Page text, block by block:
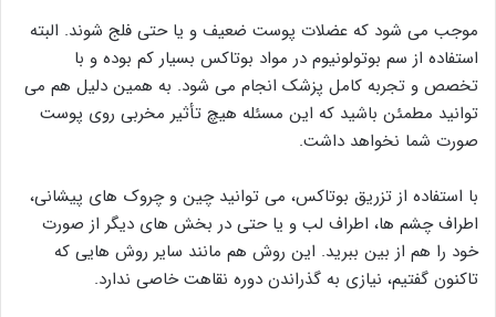
موجب می شود که عضلات پوست ضعیف و یا حتی فلج شوند. البته
استفاده از سم بوتولونیوم در مواد بوتاکس بسیار کم بوده و با
تخصص و تجربه کامل پزشک انجام می شود. به همین دلیل هم می
توانید مطمئن باشید که این مسئله هیچ تأثیر مخربی روی پوست
صورت شما نخواهد داشت.
با استفاده از تزریق بوتاکس، می توانید چین و چروک های پیشانی،
اطراف چشم ها، اطراف لب و یا حتی در بخش های دیگر از صورت
خود را هم از بین ببرید. این روش هم مانند سایر روش هایی که
تاکنون گفتیم، نیازی به گذراندن دوره نقاهت خاصی ندارد.